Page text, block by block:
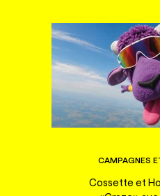
CAMPAGNES
Cossette et